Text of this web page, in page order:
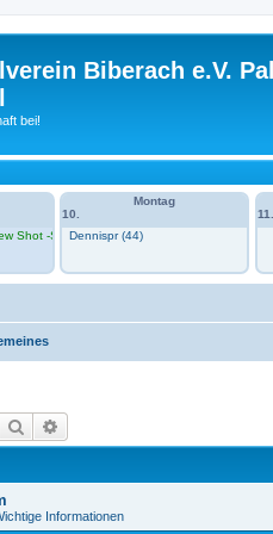
Biberach e.V.
bei!
Shot -Session 1 im VH
Montag
10.
Dennispr (44)
11.
Suche
Informationen